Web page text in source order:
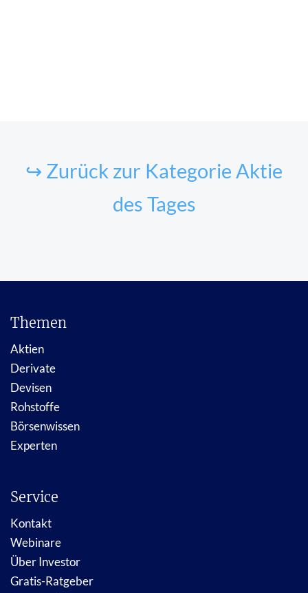
↪ Zurück zur Kategorie Aktie
des Tages
Themen
Aktien
Derivate
Devisen
Rohstoffe
Börsenwissen
Experten
Service
Kontakt
Webinare
Über Investor
Gratis-Ratgeber